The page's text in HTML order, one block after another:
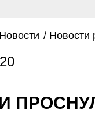
Новости / Новости